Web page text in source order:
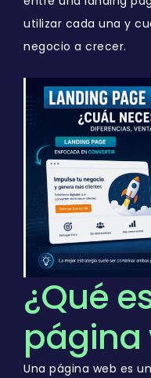
utilizar cada una y
negocio a crecer.
¿Qué
página
Una página web es